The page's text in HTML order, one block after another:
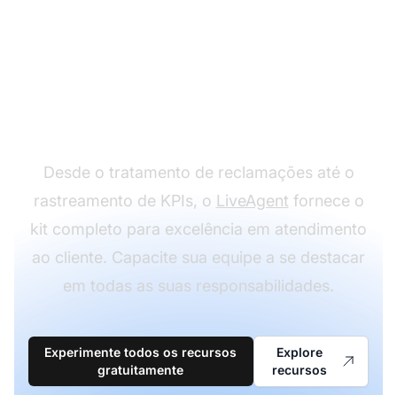
Desde o tratamento de reclamações até o
rastreamento de KPIs, o LiveAgent fornece o
kit completo para excelência em atendimento
ao cliente. Capacite sua equipe a se destacar
em todas as suas responsabilidades.
Experimente todos os recursos
gratuitamente
Explore
recursos